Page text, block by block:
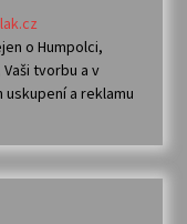
o Humpolci,
tvorbu a v
a reklamu